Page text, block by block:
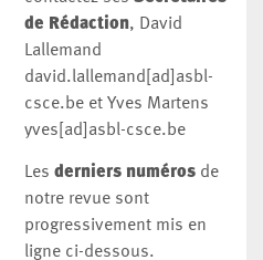
de Rédaction, David
Lallemand
david.lallemand[ad]asbl-
csce.be et Yves Martens
yves[ad]asbl-csce.be
Les derniers numéros de
notre revue sont
progressivement mis en
ligne ci-dessous.